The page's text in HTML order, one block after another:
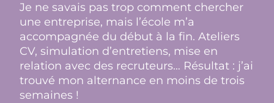
Je ne savais pas trop comment chercher
une entreprise, mais l’école m’a
accompagnée du début à la fin. Ateliers
CV, simulation d’entretiens, mise en
relation avec des recruteurs… Résultat : j’ai
trouvé mon alternance en moins de trois
semaines !